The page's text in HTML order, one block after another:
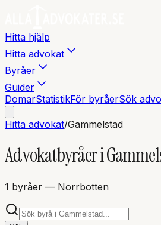
Hitta hjälp
Hitta advokat
Byråer
Guider
DomarStatistikFör byråerSök
Hitta advokat/Gammelstad
Advokatbyråer i
1 byråer — Norrbotten